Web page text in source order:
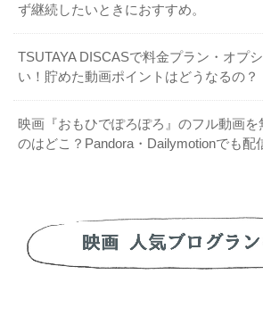
ず継続したいときにおすすめ。
TSUTAYA DISCASで料金プラン・オプ
い！貯めた動画ポイントはどうなるの？
映画『おもひでぽろぽろ』のフル動画を
のはどこ？Pandora・Dailymotionでも配